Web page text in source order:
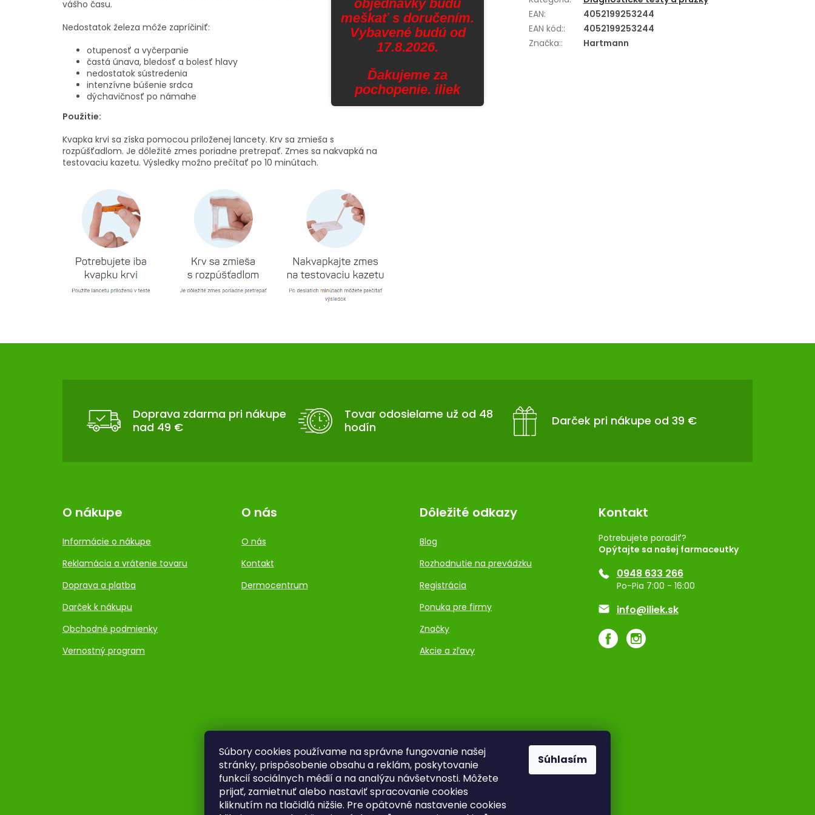
Súbory cookies používame na správne fungovanie našej
stránky, prispôsobenie obsahu a reklám, poskytovanie
funkcií sociálnych médií a na analýzu návšetvnosti. Môžete
prijať, zamietnuť alebo nastaviť spracovanie cookies
kliknutím na tlačidlá nižšie. Pre opätovné nastavenie cookies
Súhlasím
vášho času.
Nedostatok železa môže zapríčiniť:
otupenosť a vyčerpanie
častá únava, bledosť a bolesť hlavy
nedostatok sústredenia
intenzívne búšenie srdca
dýchavičnosť po námahe
Použitie:
Kvapka krvi sa získa pomocou priloženej lancety. Krv sa zmieša s
rozpúšťadlom. Je dôležité zmes poriadne pretrepať. Zmes sa nakvapká na
testovaciu kazetu. Výsledky možno prečítať po 10 minútach.
EAN:
4052199253244
EAN kód::
4052199253244
Značka:: Hartmann
Doprava zdarma pri nákupe
nad 49 €
Tovar odosielame už od 48
hodín
Darček pri nákupe od 39 €
O nákupe
Informácie o nákupe
Reklamácia a vrátenie tovaru
Doprava a platba
Darček k nákupu
Obchodné podmienky
Vernostný program
O nás
O nás
Kontakt
Dermocentrum
Dôležité odkazy
Blog
Rozhodnutie na prevádzku
Registrácia
Ponuka pre firmy
Značky
Akcie a zľavy
Kontakt
Potrebujete poradiť?
Opýtajte sa našej farmaceutky
0948 633 266
Po-Pia 7:00 - 16:00
info@iliek.sk
objednávky budú
meškať s doručením.
Vybavené budú od
17.8.2026.
Ďakujeme za
pochopenie. iliek